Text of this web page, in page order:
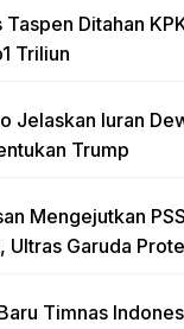
Taspen Ditahan
Triliun
Jelaskan Iuran
Trump
Mengejutkan
Ultras Garuda
Timnas